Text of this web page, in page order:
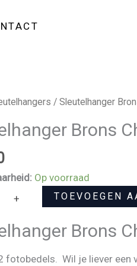
/ Sleutelhanger
Brons
Op voorraad
+ TOEVOEGEN
Brons
fotobedels. Wil je liever een